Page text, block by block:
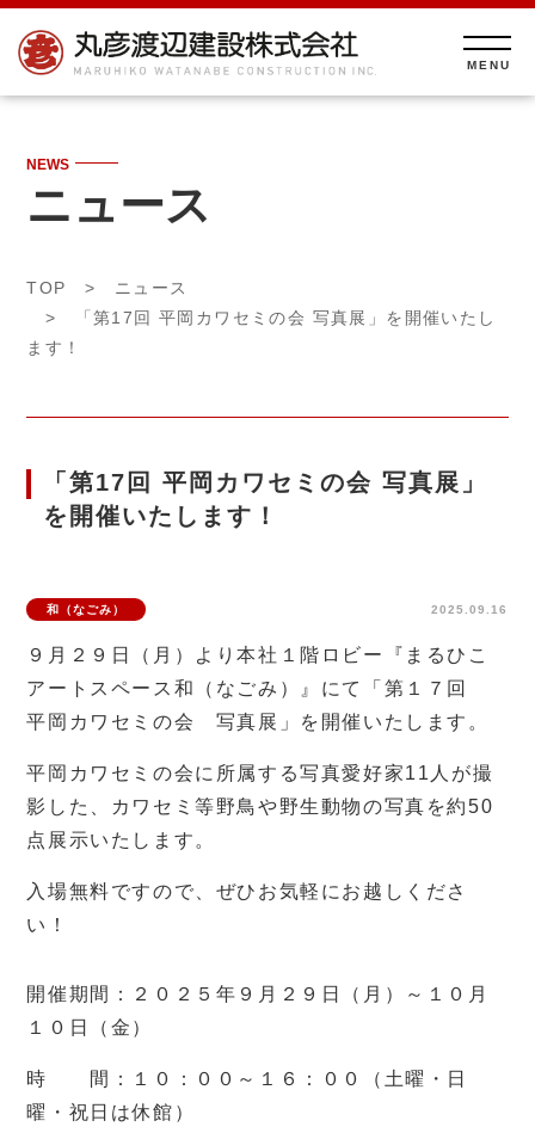
NEWS
ニュース
TOP >
ニュース
> 「第17回 平岡カワセミの会 写真展」を開催いたし
ます！
「第17回 平岡カワセミの会 写真展」
を開催いたします！
和（なごみ） 2025.09.16
９月２９日（月）より本社１階ロビー『まるひこ
アートスペース和（なごみ）』にて「第１７回
平岡カワセミの会 写真展」を開催いたします。
平岡カワセミの会に所属する写真愛好家11人が撮
影した、カワセミ等野鳥や野生動物の写真を約50
点展示いたします。
入場無料ですので、ぜひお気軽にお越しくださ
い！
開催期間：２０２５年９月２９日（月）～１０月
１０日（金）
時 間：１０：００～１６：００（土曜・日
曜・祝日は休館）